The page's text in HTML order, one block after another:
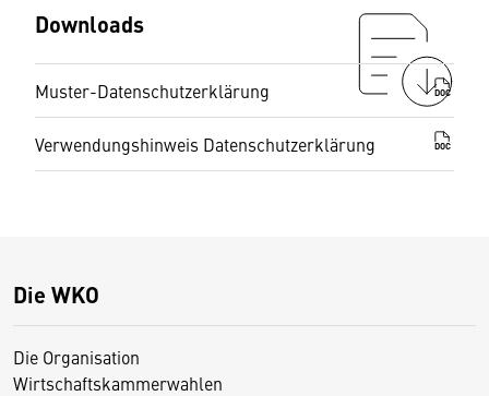
Downloads
Muster-Datenschutzerklärung DOC
Verwendungshinweis Datenschutzerklärung DOC
Die WKO
Die Organisation
Wirtschaftskammerwahlen